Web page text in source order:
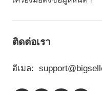
ติดต่อเรา
อีเมล: